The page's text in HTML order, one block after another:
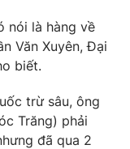
nói là hàng về
Văn Xuyên, Đại
biết.
trừ sâu, ông
Trăng) phải
đã qua 2